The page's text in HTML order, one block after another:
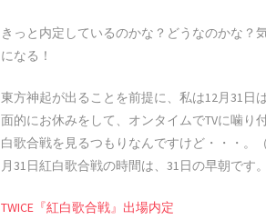
きっと内定しているのかな？どうなのかな？
になる！
東方神起が出ることを前提に、私は12月31日
面的にお休みをして、オンタイムでTVに噛り
白歌合戦を見るつもりなんですけど・・・。
月31日紅白歌合戦の時間は、31日の早朝です。
TWICE『紅白歌合戦』出場内定